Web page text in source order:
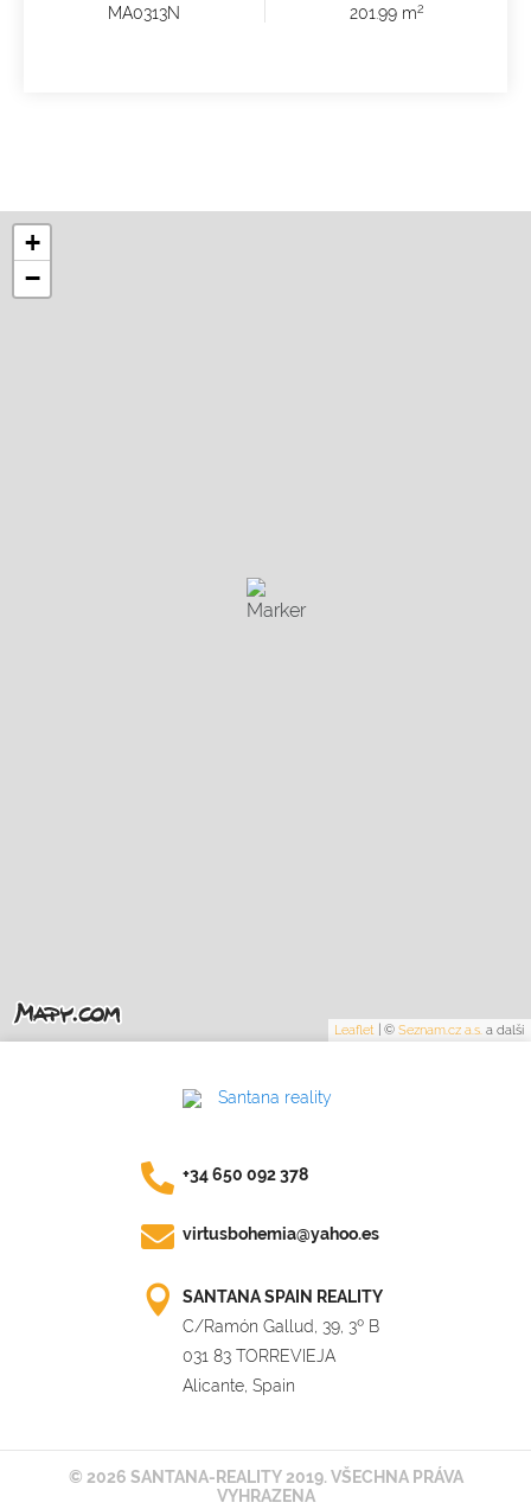
MA0313N 201.99 m2
+
−
Leaflet ©Seznam.cz a.s. a další
+34 650 092 378
virtusbohemia@yahoo.es
SANTANA SPAIN REALITY
C/Ramón Gallud, 39, 3º B
031 83 TORREVIEJA
Alicante, Spain
© 2026 SANTANA-REALITY 2019. VŠECHNA PRÁVA
VYHRAZENA